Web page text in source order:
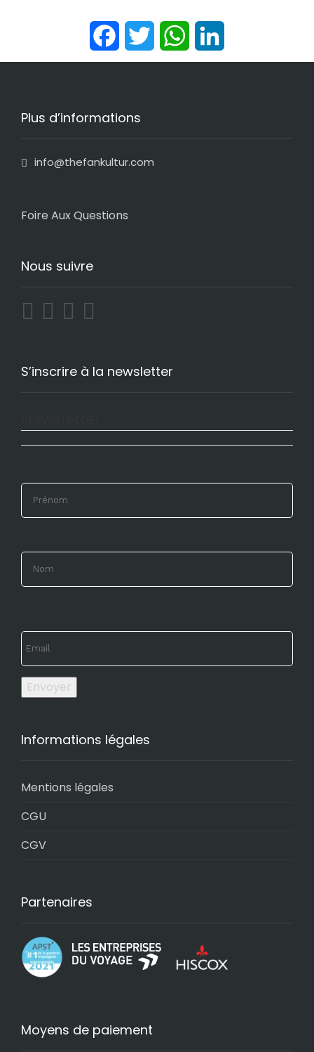
FacebookTwitter WhatsApp
Plus d’informations
info@thefankultur.com
Foire Aux Questions
Nous suivre
S’inscrire à la newsletter
Envoyer
Informations légales
Mentions légales
CGU
CGV
Partenaires
Moyens de paiement